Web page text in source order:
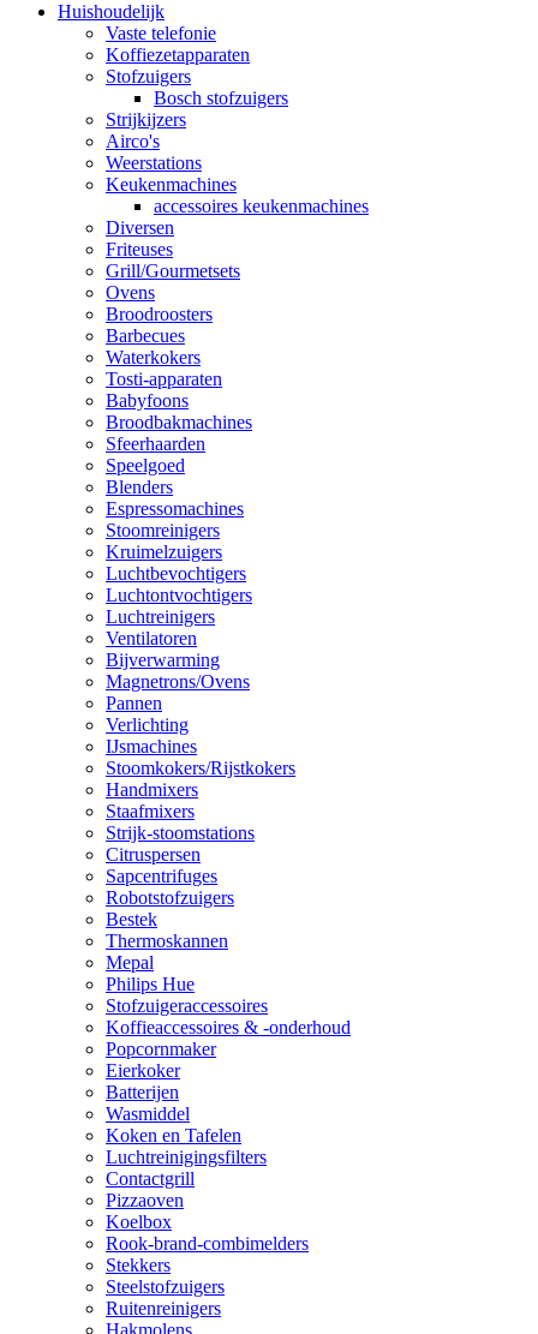
Huishoudelijk
Vaste telefonie
Koffiezetapparaten
Stofzuigers
Bosch stofzuigers
Strijkijzers
Airco's
Weerstations
Keukenmachines
accessoires keukenmachines
Diversen
Friteuses
Grill/Gourmetsets
Ovens
Broodroosters
Barbecues
Waterkokers
Tosti-apparaten
Babyfoons
Broodbakmachines
Sfeerhaarden
Speelgoed
Blenders
Espressomachines
Stoomreinigers
Kruimelzuigers
Luchtbevochtigers
Luchtontvochtigers
Luchtreinigers
Ventilatoren
Bijverwarming
Magnetrons/Ovens
Pannen
Verlichting
IJsmachines
Stoomkokers/Rijstkokers
Handmixers
Staafmixers
Strijk-stoomstations
Citruspersen
Sapcentrifuges
Robotstofzuigers
Bestek
Thermoskannen
Mepal
Philips Hue
Stofzuigeraccessoires
Koffieaccessoires & -onderhoud
Popcornmaker
Eierkoker
Batterijen
Wasmiddel
Koken en Tafelen
Luchtreinigingsfilters
Contactgrill
Pizzaoven
Koelbox
Rook-brand-combimelders
Stekkers
Steelstofzuigers
Ruitenreinigers
Hakmolens